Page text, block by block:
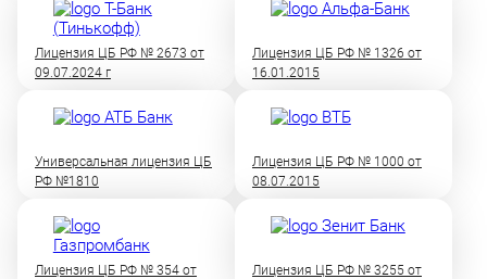
Лицензия ЦБ РФ № 2673 от
09.07.2024 г
Лицензия ЦБ РФ № 1326 от
16.01.2015
Универсальная лицензия ЦБ
РФ №1810
Лицензия ЦБ РФ № 1000 от
08.07.2015
Лицензия ЦБ РФ № 354 от
Лицензия ЦБ РФ № 3255 от